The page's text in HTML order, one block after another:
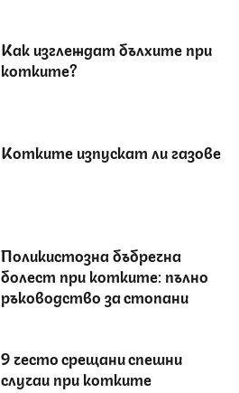
Как изглеждат бълхите при
котките?
Котките изпускат ли газове
Поликистозна бъбречна
болест при котките: пълно
ръководство за стопани
9 често срещани спешни
случаи при котките